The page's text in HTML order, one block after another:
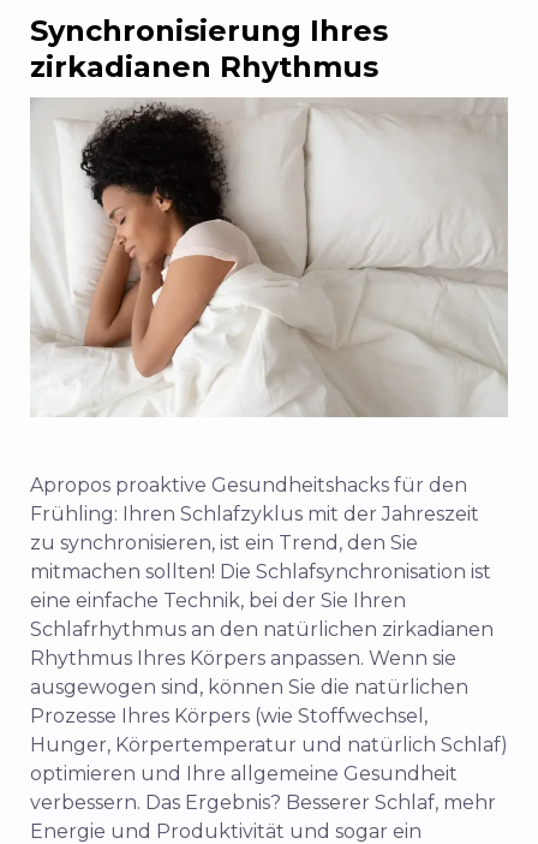
Synchronisierung Ihres
zirkadianen Rhythmus
Apropos proaktive Gesundheitshacks für den
Frühling: Ihren Schlafzyklus mit der Jahreszeit
zu synchronisieren, ist ein Trend, den Sie
mitmachen sollten! Die Schlafsynchronisation ist
eine einfache Technik, bei der Sie Ihren
Schlafrhythmus an den natürlichen zirkadianen
Rhythmus Ihres Körpers anpassen. Wenn sie
ausgewogen sind, können Sie die natürlichen
Prozesse Ihres Körpers (wie Stoffwechsel,
Hunger, Körpertemperatur und natürlich Schlaf)
optimieren und Ihre allgemeine Gesundheit
verbessern. Das Ergebnis? Besserer Schlaf, mehr
Energie und Produktivität und sogar ein